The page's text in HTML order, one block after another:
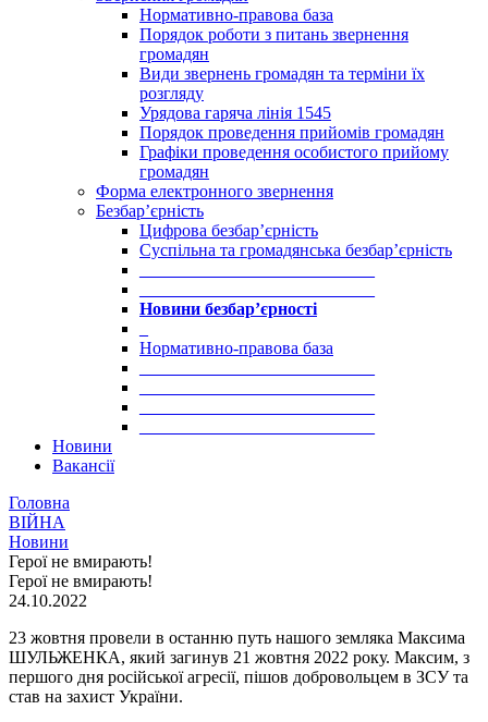
Нормативно-правова база
Порядок роботи з питань звернення
громадян
Види звернень громадян та терміни їх
розгляду
Урядова гаряча лінія 1545
Порядок проведення прийомів громадян
Графіки проведення особистого прийому
громадян
Форма електронного звернення
Безбар’єрність
Цифрова безбар’єрність
Суспільна та громадянська безбар’єрність
Новини безбар’єрності
Нормативно-правова база
Новини
Вакансії
Головна
ВІЙНА
Новини
Герої не вмирають!
Герої не вмирають!
24.10.2022
23 жовтня провели в останню путь нашого земляка Максима
ШУЛЬЖЕНКА, який загинув 21 жовтня 2022 року. Максим, з
першого дня російської агресії, пішов добровольцем в ЗСУ та
став на захист України.